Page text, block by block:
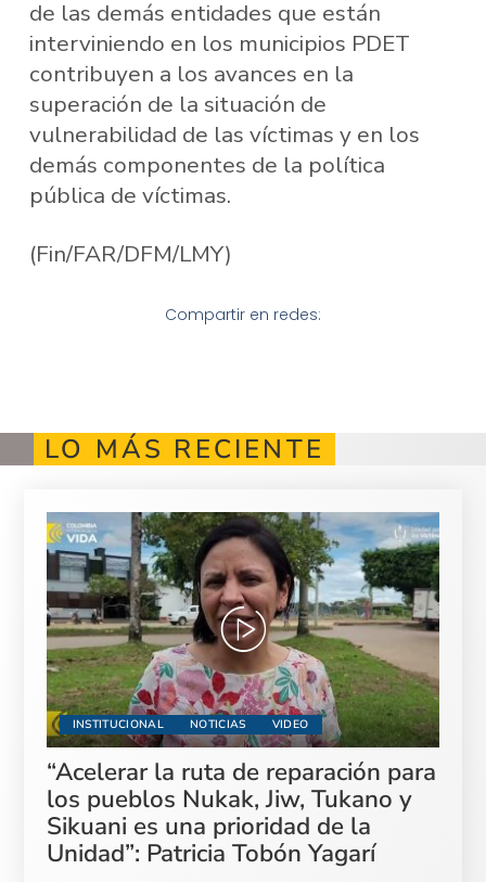
de las demás entidades que están
interviniendo en los municipios PDET
contribuyen a los avances en la
superación de la situación de
vulnerabilidad de las víctimas y en los
demás componentes de la política
pública de víctimas.
(Fin/FAR/DFM/LMY)
Compartir en redes:
LO MÁS RECIENTE
INSTITUCIONAL NOTICIAS VIDEO
“Acelerar la ruta de reparación para
los pueblos Nukak, Jiw, Tukano y
Sikuani es una prioridad de la
Unidad”: Patricia Tobón Yagarí